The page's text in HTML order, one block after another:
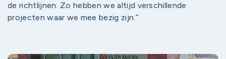
de richtlijnen. Zo hebben we altijd verschillende
projecten waar we mee bezig zijn.”